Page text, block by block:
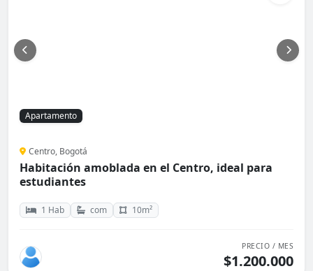
Apartamento
Centro, Bogotá
Habitación amoblada en el Centro, ideal para
estudiantes
1 Hab com 10m²
PRECIO / MES
$1.200.000